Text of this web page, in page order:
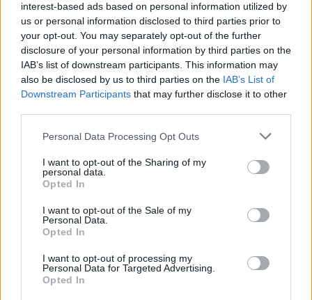
interest-based ads based on personal information utilized by
us or personal information disclosed to third parties prior to
your opt-out. You may separately opt-out of the further
disclosure of your personal information by third parties on the
IAB’s list of downstream participants. This information may
also be disclosed by us to third parties on the IAB’s List of
Downstream Participants that may further disclose it to other
Please note that this website/app uses one or more Google
not limited to your visit or usage behaviour. You may click to
grant or deny consent to Google and its third-party tags to
use your data for below specified purposes in below Google
consent section.
Personal Data Processing Opt Outs
I want to opt-out of the Sharing of my
personal data.
Opted In
I want to opt-out of the Sale of my
Personal Data.
Opted In
I want to opt-out of processing my
Personal Data for Targeted Advertising.
Opted In
Ρωσικά μαχητικά «έριξαν φωτοβολίδες μπροστά
στα drones και πέταξαν επικίνδυνα κοντά,
θέτοντας σε κίνδυνο την ασφάλεια όλων των
εμπλεκομένων» αεροσκαφών, ανέφερε ο
αμερικανός ανώτερος αξιωματικός.
Μια ημέρα νωρίτερα, πάντα σύμφωνα με τον
υποπτέραρχο, ρωσικά μαχητικά επίσης πέταξαν
φωτοβολίδες στην πορεία αμερικανικών MQ-9, ενώ
ρώσος χειριστής ενεργοποίησε τη μετάκαυση των
κινητήρων του μπροστά σε ένα από τα UAVs.